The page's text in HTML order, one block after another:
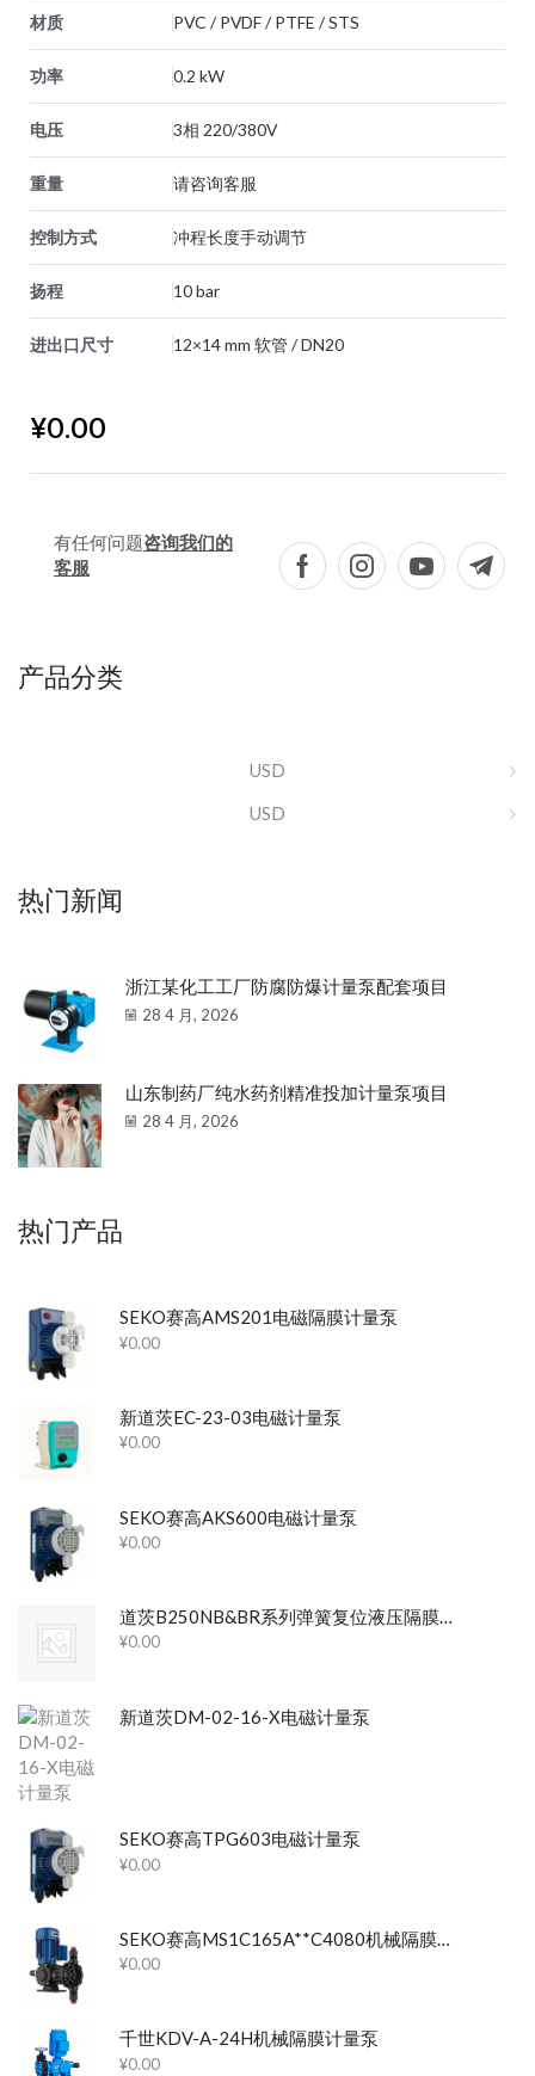
材质 PVC / PVDF / PTFE / STS
功率 0.2 kW
电压 3相 220/380V
重量 请咨询客服
控制方式 冲程长度手动调节
扬程 10 bar
进出口尺寸 12×14 mm 软管 / DN20
¥0.00
有任何问题咨询我们的
客服
产品分类
USD
USD
热门新闻
浙江某化工工厂防腐防爆计量泵配套项目
28 4 月, 2026
山东制药厂纯水药剂精准投加计量泵项目
28 4 月, 2026
热门产品
SEKO赛高AMS201电磁隔膜计量泵
¥0.00
新道茨EC-23-03电磁计量泵
¥0.00
SEKO赛高AKS600电磁计量泵
¥0.00
道茨B250NB&BR系列弹簧复位液压隔膜泵
¥0.00
新道茨DM-02-16-X电磁计量泵
SEKO赛高TPG603电磁计量泵
¥0.00
SEKO赛高MS1C165A**C4080机械隔膜计量泵
¥0.00
千世KDV-A-24H机械隔膜计量泵
¥0.00